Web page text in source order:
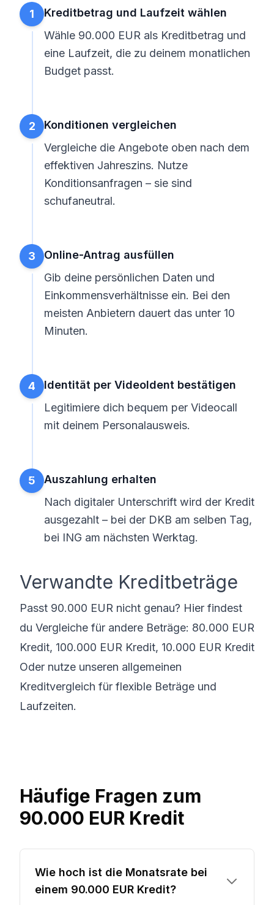
1
Kreditbetrag und Laufzeit wählen
Wähle 90.000 EUR als Kreditbetrag und
eine Laufzeit, die zu deinem monatlichen
Budget passt.
2
Konditionen vergleichen
Vergleiche die Angebote oben nach dem
effektiven Jahreszins. Nutze
Konditionsanfragen – sie sind
schufaneutral.
3
Online-Antrag ausfüllen
Gib deine persönlichen Daten und
Einkommensverhältnisse ein. Bei den
meisten Anbietern dauert das unter 10
Minuten.
4
Identität per VideoIdent bestätigen
Legitimiere dich bequem per Videocall
mit deinem Personalausweis.
5
Auszahlung erhalten
Nach digitaler Unterschrift wird der Kredit
ausgezahlt – bei der DKB am selben Tag,
bei ING am nächsten Werktag.
Verwandte Kreditbeträge
Passt 90.000 EUR nicht genau? Hier findest
du Vergleiche für andere Beträge: 80.000 EUR
Kredit, 100.000 EUR Kredit, 10.000 EUR Kredit
Oder nutze unseren allgemeinen
Kreditvergleich für flexible Beträge und
Laufzeiten.
Häufige Fragen zum
90.000 EUR Kredit
Wie hoch ist die Monatsrate bei
einem 90.000 EUR Kredit?